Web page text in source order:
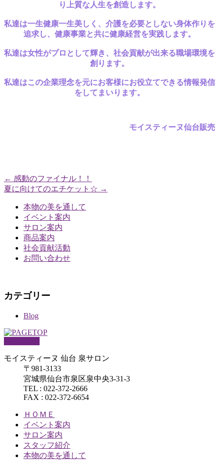
り上質な人生を創造します。
私達は一生健康一生美しく、 介護を必要としない身体作りを
追求し、健康事業と共に健康経営を実践します。
私達は女性がプロとして輝き、社会貢献が出来る職場環境を
創ります。
私達はこの企業理念を元にお客様にお役立てできる情報発信
をしてまいります。
モイスティーヌ仙台販売
← 感動のファイナル！！
夏に向けてのエチケット☆ →
本物の美を通して
イベント案内
サロン案内
商品案内
社会貢献活動
お問い合わせ
カテゴリー
Blog
モイスティーヌ 仙台 泉サロン
〒981-3133
宮城県仙台市泉区泉中央3-31-3
TEL : 022-372-2666
FAX : 022-372-6654
ＨＯＭＥ
イベント案内
サロン案内
スタッフ紹介
本物の美を通して